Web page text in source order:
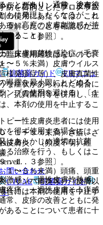
が、悪性リンパ腫、皮膚が
の使用にあたっては、これ
理解したことを確認した上
．２．１参照〕。
臨床使用経験はないので、
。
曝露を最小限にとどめる
ンプの使用を避ける）〔１
ピー性皮膚炎患者には使用
を得ず使用する場合には、
はあらかじめ適切な抗菌
る治療を行う、もしくはこ
．１．３参照〕。
感（一過性皮膚灼熱感、
疼痛、一過性皮膚そう痒感
常、皮疹の改善とともに発
あることについて患者に十
ことがあり、通常、塗布後
もに発現しなくなるが、と
る。高度の皮膚刺激感が持
すること］。
）皮膚細菌性感染症（毛嚢
〜５％未満）皮膚ウイルス
様発疹症等）、皮膚真菌性
な症状があらわれた場合に
、抗真菌剤等を併用し、症
、本剤の使用を中止するこ
．１〜５％未満）ざ瘡、ざ
皮膚炎、（頻度不明）紅
。
１〜５％未満）頭痛、頭重
、リンパ節炎等）［皮膚以
合には本剤の使用を中止す
防を目的としたプログラム
抗菌薬ガイド
ERマニュ
問い合わせ
CTCAE
抗菌薬ガイド